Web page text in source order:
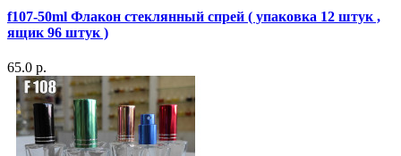
f107-50ml Флакон стеклянный спрей ( упаковка 12 штук ,
ящик 96 штук )
65.0 р.